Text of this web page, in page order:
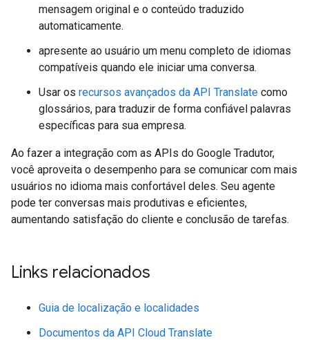
mensagem original e o conteúdo traduzido
automaticamente.
apresente ao usuário um menu completo de idiomas
compatíveis quando ele iniciar uma conversa.
Usar os recursos avançados da API Translate como
glossários, para traduzir de forma confiável palavras
específicas para sua empresa.
Ao fazer a integração com as APIs do Google Tradutor,
você aproveita o desempenho para se comunicar com mais
usuários no idioma mais confortável deles. Seu agente
pode ter conversas mais produtivas e eficientes,
aumentando satisfação do cliente e conclusão de tarefas.
Links relacionados
Guia de localização e localidades
Documentos da API Cloud Translate